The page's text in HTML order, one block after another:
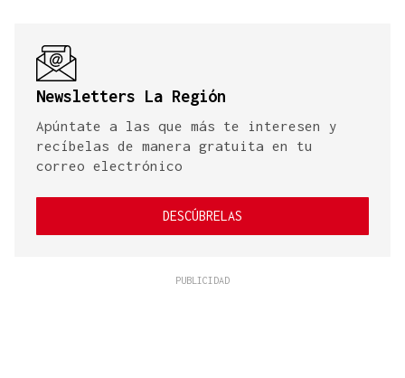
Newsletters La Región
Apúntate a las que más te interesen y
recíbelas de manera gratuita en tu
correo electrónico
DESCÚBRELAS